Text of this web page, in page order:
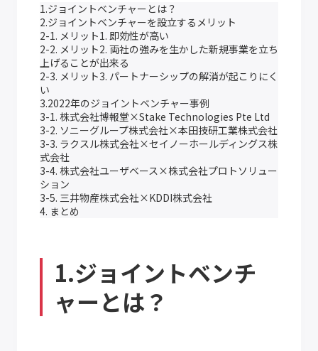
1.ジョイントベンチャーとは？
2.ジョイントベンチャーを設立するメリット
2-1. メリット1. 即効性が高い
2-2. メリット2. 両社の強みを生かした新規事業を立ち
上げることが出来る
2-3. メリット3. パートナーシップの解消が起こりにく
い
3.2022年のジョイントベンチャー事例
3-1. 株式会社博報堂×Stake Technologies Pte Ltd
3-2. ソニーグループ株式会社×本田技研工業株式会社
3-3. ラクスル株式会社×セイノーホールディングス株
式会社
3-4. 株式会社ユーザベース×株式会社プロトソリュー
ション
3-5. 三井物産株式会社×KDDI株式会社
4. まとめ
1.ジョイントベンチ
ャーとは？